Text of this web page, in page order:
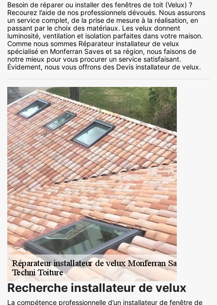
Besoin de réparer ou installer des fenêtres de toit (Velux) ?
Recourez l’aide de nos professionnels dévoués. Nous assurons
un service complet, de la prise de mesure à la réalisation, en
passant par le choix des matériaux. Les velux donnent
luminosité, ventilation et isolation parfaites dans votre maison.
Comme nous sommes Réparateur installateur de velux
spécialisé en Monferran Saves et sa région, nous faisons de
notre mieux pour vous procurer un service satisfaisant.
Évidement, nous vous offrons des Devis installateur de velux.
Recherche installateur de velux
La compétence professionnelle d’un installateur de fenêtre de